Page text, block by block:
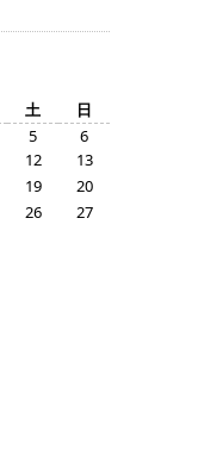
土
日
5
6
12
13
19
20
26
27